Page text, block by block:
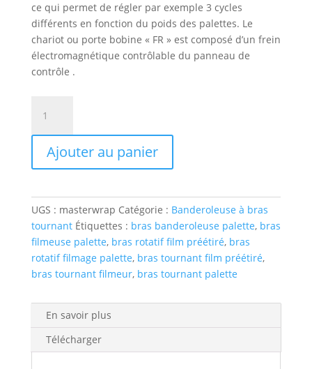
ce qui permet de régler par exemple 3 cycles
différents en fonction du poids des palettes. Le
chariot ou porte bobine « FR » est composé d’un frein
électromagnétique contrôlable du panneau de
contrôle .
MASTERWRAP
bras
tournant
électrique
Ajouter au panier
UGS : masterwrap Catégorie : Banderoleuse à bras
tournant Étiquettes : bras banderoleuse palette, bras
filmeuse palette, bras rotatif film préétiré, bras
rotatif filmage palette, bras tournant film préétiré,
bras tournant filmeur, bras tournant palette
En savoir plus
Télécharger